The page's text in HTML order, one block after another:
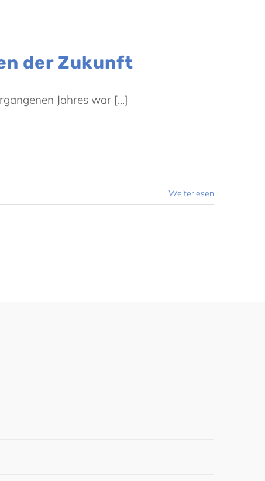
der Zukunft
Jahres war [...]
Weiterlesen